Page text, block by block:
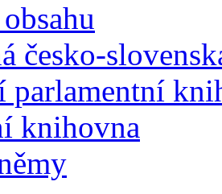
česko-
parlamentní
knihovna